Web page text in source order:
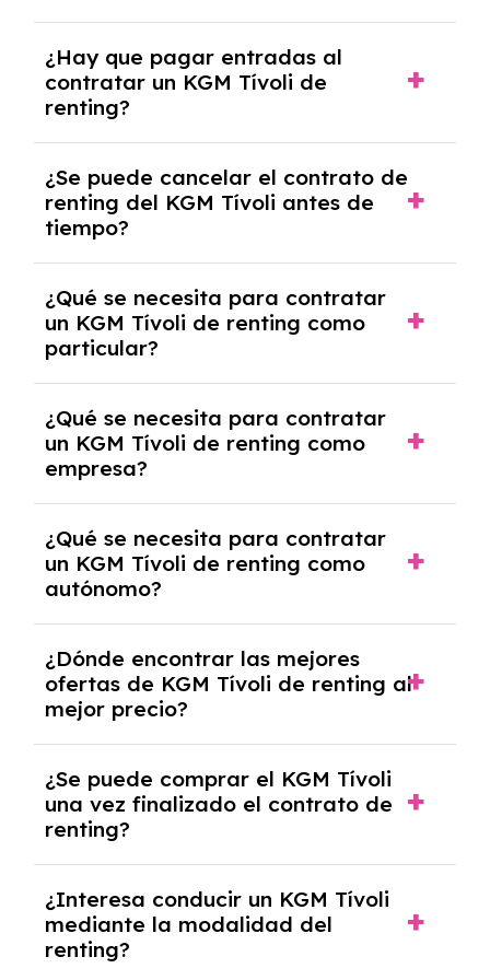
acordado.
Tívoli con el seguro a todo riesgo sin
franquicia incluido dentro de las cuotas
mensuales.
¿Hay que pagar entradas al
contratar un KGM Tívoli de
renting?
tendrás que pagar ningún tipo de entrada
salvo en casos que lo exija el proveedor
debido al resultado del estudio de viabilidad
económica.
¿Se puede cancelar el contrato de
renting del KGM Tívoli antes de
tiempo?
pero puede haber penalizaciones por
cancelación anticipada. Es importante revisar
las condiciones del contrato y hablar con un
experto que te asesore.
¿Qué se necesita para contratar
un KGM Tívoli de renting como
particular?
y, en algunos casos, una consulta de solvencia
crediticia y un pago inicial.
¿Qué se necesita para contratar
un KGM Tívoli de renting como
empresa?
documentación financiera y, en algunos
casos, un informe de solvencia de la empresa
y un pago inicial.
¿Qué se necesita para contratar
un KGM Tívoli de renting como
autónomo?
autónomos, justificante de ingresos y, en
algunos casos, un informe fiscal y un pago
inicial.
¿Dónde encontrar las mejores
ofertas de KGM Tívoli de renting al
mejor precio?
mejores ofertas de vehículos de renting con
todos los gastos incluidos y sin pagar
entradas.
¿Se puede comprar el KGM Tívoli
una vez finalizado el contrato de
renting?
renting se puede adquirir el coche. En este
caso tendrán que analizar los años, la
cantidad de kilómetros recorridos y el coste
¿Interesa conducir un KGM Tívoli
mediante la modalidad del
renting?